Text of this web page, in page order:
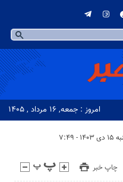
امروز : جمعه, ۱۶ مرداد , ۱۴۰۵
چاپ خبر